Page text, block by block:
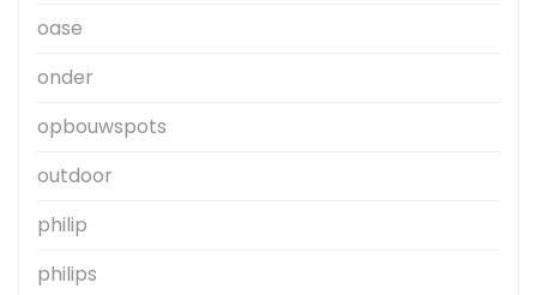
oase
onder
opbouwspots
outdoor
philip
philips